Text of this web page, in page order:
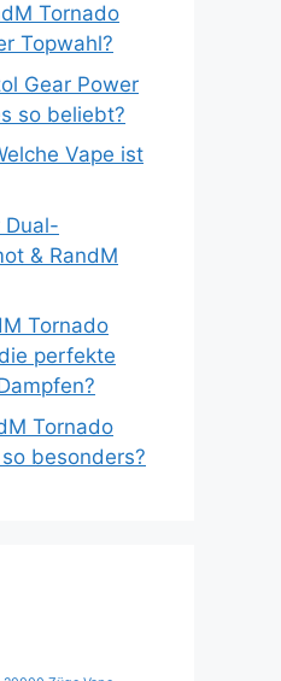
Tornado
Topwahl?
Gear Power
so beliebt?
Vape ist
Dual-
& RandM
Tornado
perfekte
Tornado
besonders?